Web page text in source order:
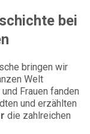
bei
bringen wir
Welt
Frauen fanden
und erzählten
die zahlreichen